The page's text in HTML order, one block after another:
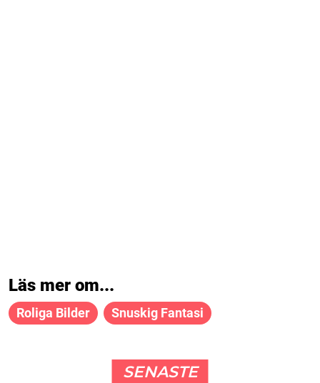
Läs mer om...
Roliga Bilder Snuskig Fantasi
SENASTE